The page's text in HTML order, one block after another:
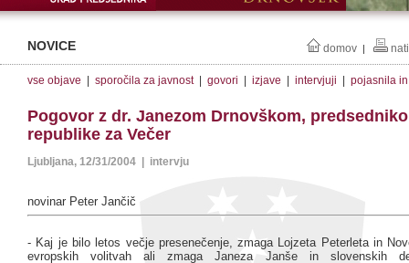
NOVICE domov |
vse objave sporočila za javnost| govori izjave intervjuji pojasnila
Pogovor z dr. Janezom Drnovškom,
republike za Večer
Ljubljana, 12/31/2004 | intervju
novinar Peter Jančič
- Kaj je bilo letos večje presenečenje, zmaga Lojzeta Peterleta in
evropskih volitvah ali zmaga Janeza Janše in slovenskih